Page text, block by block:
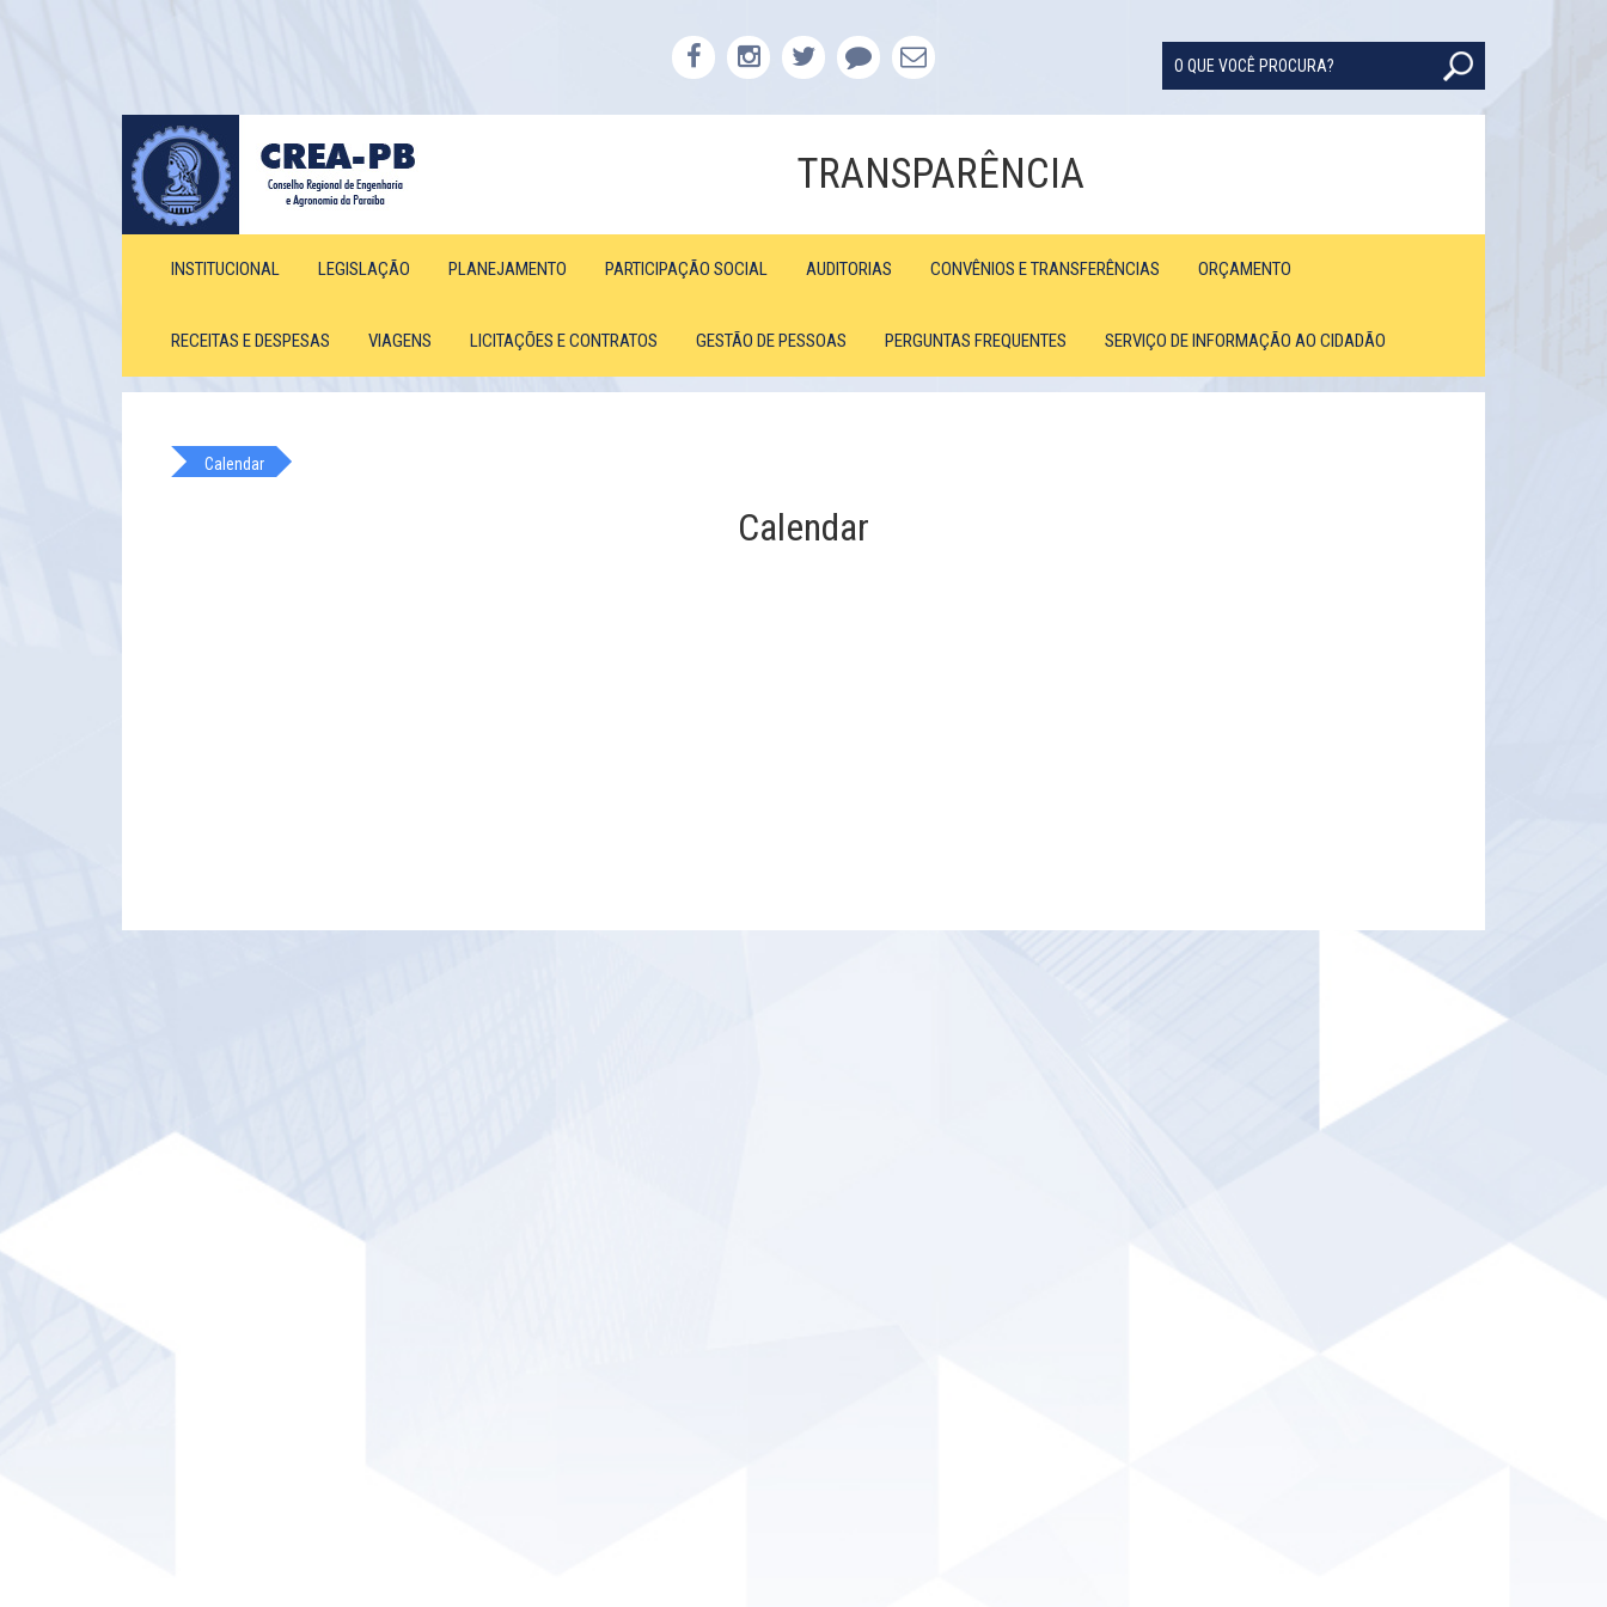
TRANSPARÊNCIA
INSTITUCIONAL LEGISLAÇÃO PLANEJAMENTO PARTICIPAÇÃO SOCIAL AUDITORIAS CONVÊNIOS E TRANSFERÊNCIAS ORÇAMENTO
RECEITAS E DESPESAS VIAGENS LICITAÇÕES E CONTRATOS GESTÃO DE PESSOAS PERGUNTAS FREQUENTES SERVIÇO DE INFORMAÇÃO AO CIDADÃO
Calendar
Calendar